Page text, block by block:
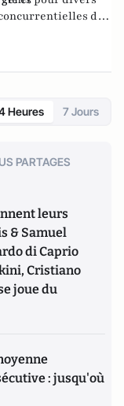
des
de l’ISAE-
de l’École
Heures 7 Jours
PARTAGES
leurs
& Samuel
di Caprio
Cristiano
joue du
: jusqu'où